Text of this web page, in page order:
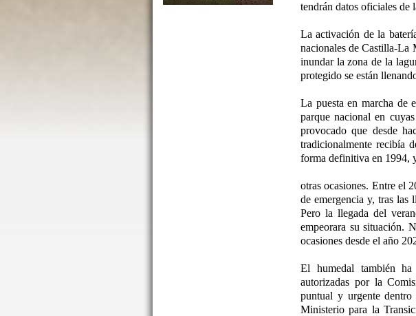
tendrán datos oficiales de
La activación de la
nacionales de Castilla-La
inundar la zona de la
protegido se están
La puesta en marcha de
parque nacional en
provocado que desde
tradicionalmente recibía
forma definitiva en 1994,
otras ocasiones. Entre el
de emergencia y, tras las
Pero la llegada del
empeorara su situación.
ocasiones desde el año
El humedal también ha
autorizadas por la
puntual y urgente
Ministerio para la